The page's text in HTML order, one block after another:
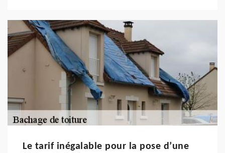
Le tarif inégalable pour la pose d’une